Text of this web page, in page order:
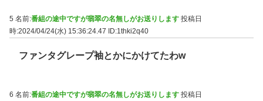
5 名前:番組の途中ですが翡翠の名無しがお送りします 投稿日
時:2024/04/24(水) 15:36:24.47
ID:1thki2q40
ファンタグレープ袖とかにかけてたわw
6 名前:番組の途中ですが翡翠の名無しがお送りします 投稿日